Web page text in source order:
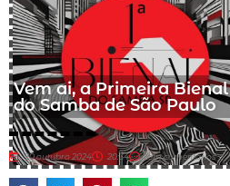
Vem ai, a Primeira Bienal
do Samba de São Paulo
20 outubro 2024 20:34 sem comentários